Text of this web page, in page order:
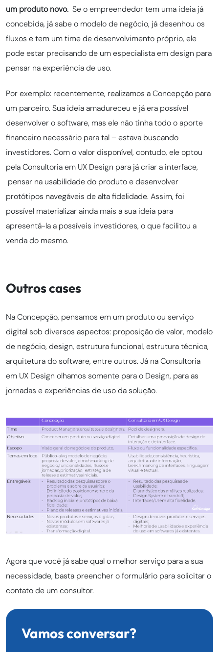
um produto novo. Se o empreendedor tem uma ideia já
concebida, já sabe o modelo de negócio, já desenhou os
fluxos e tem um time de desenvolvimento próprio, ele
pode estar precisando de um especialista em design para
pensar na experiência de uso.
Por exemplo: recentemente, realizamos a Concepção para
um parceiro. Sua ideia amadureceu e já era possível
desenvolver o software, mas ele não tinha todo o aporte
financeiro necessário para tal – estava buscando
investidores. Com o valor disponível, contudo, ele optou
pela Consultoria em UX Design para já criar a interface,
pensar na usabilidade do produto e desenvolver
protótipos navegáveis de alta fidelidade. Assim, foi
possível materializar ainda mais a sua ideia para
apresentá-la a possíveis investidores, o que facilitou a
venda do mesmo.
Outros cases
Na Concepção, pensamos em um produto ou serviço
digital sob diversos aspectos: proposição de valor, modelo
de negócio, design, estrutura funcional, estrutura técnica,
arquitetura do software, entre outros. Já na Consultoria
em UX Design olhamos somente para o Design, para as
jornadas e experiências de uso da solução.
Agora que você já sabe qual o melhor serviço para a sua
necessidade, basta preencher o formulário para solicitar o
contato de um consultor.
Vamos conversar?